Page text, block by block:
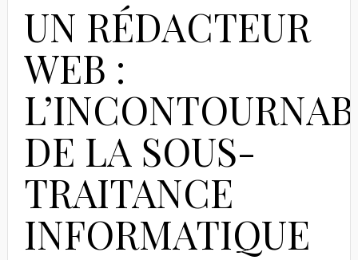
UN RÉDACTEUR
WEB :
DE LA SOUS-
TRAITANCE
INFORMATIQUE